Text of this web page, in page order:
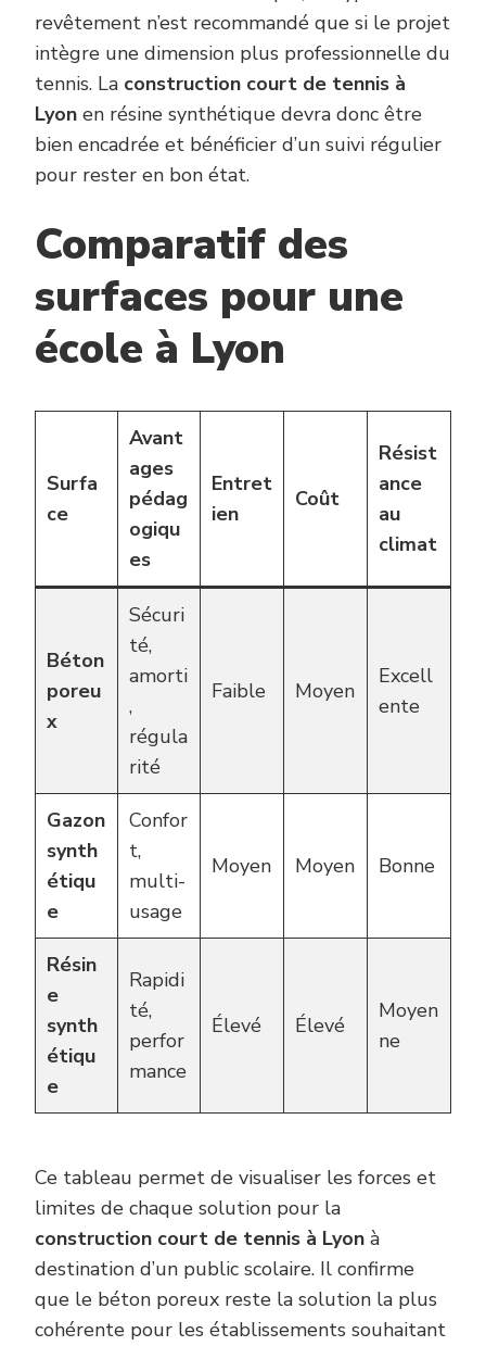
revêtement n’est recommandé que si le projet
intègre une dimension plus professionnelle du
tennis. La construction court de tennis à
Lyon en résine synthétique devra donc être
bien encadrée et bénéficier d’un suivi régulier
pour rester en bon état.
Comparatif des
surfaces pour une
école à Lyon
Surfa
ce
Avant
ages
pédag
ogiqu
es
Entret
ien
Coût
Résist
ance
au
climat
Béton
poreu
x
Sécuri
té,
amorti
,
régula
rité
Faible Moyen
Excell
ente
Gazon
synth
étiqu
e
Confor
t,
multi-
usage
Moyen Moyen Bonne
Résin
e
synth
étiqu
e
Rapidi
té,
perfor
mance
Élevé Élevé
Moyen
ne
Ce tableau permet de visualiser les forces et
limites de chaque solution pour la
construction court de tennis à Lyon à
destination d’un public scolaire. Il confirme
que le béton poreux reste la solution la plus
cohérente pour les établissements souhaitant